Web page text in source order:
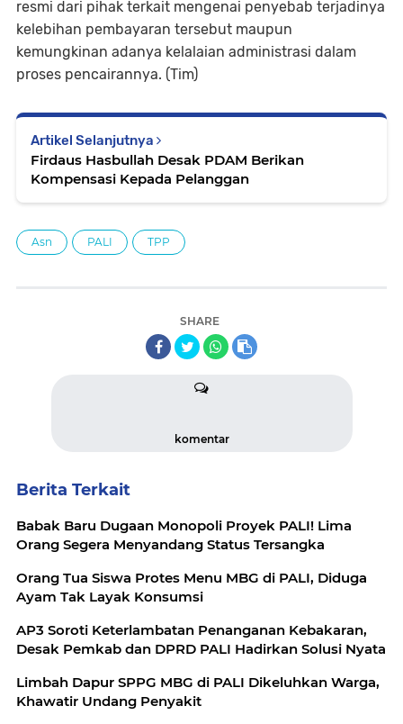
resmi dari pihak terkait mengenai penyebab terjadinya
kelebihan pembayaran tersebut maupun
kemungkinan adanya kelalaian administrasi dalam
proses pencairannya. (Tim)
Artikel Selanjutnya
Firdaus Hasbullah Desak PDAM Berikan
Kompensasi Kepada Pelanggan
Asn PALI TPP
SHARE
komentar
Berita Terkait
Babak Baru Dugaan Monopoli Proyek PALI! Lima
Orang Segera Menyandang Status Tersangka
Orang Tua Siswa Protes Menu MBG di PALI, Diduga
Ayam Tak Layak Konsumsi
AP3 Soroti Keterlambatan Penanganan Kebakaran,
Desak Pemkab dan DPRD PALI Hadirkan Solusi Nyata
Limbah Dapur SPPG MBG di PALI Dikeluhkan Warga,
Khawatir Undang Penyakit